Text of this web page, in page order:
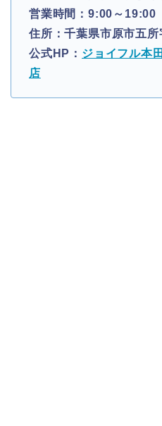
営業時間：9:00～19:00
住所：千葉県市原市五
公式HP： ジョイフル本
店